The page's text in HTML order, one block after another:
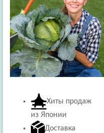
Хиты продаж
из Японии
Доставка